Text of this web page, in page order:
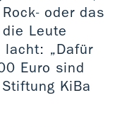
oder das
Leute
lacht: „Dafür
Euro sind
KiBa